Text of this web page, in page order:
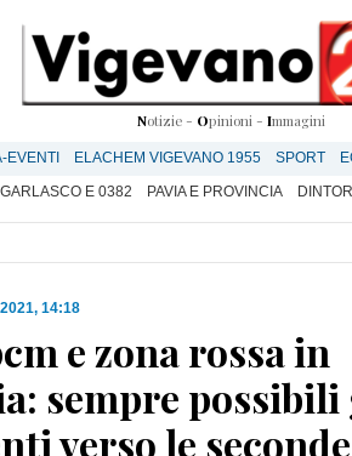
Notizie - Opinioni - Immagini
EVENTI ELACHEM VIGEVANO 1955 SPORT
GARLASCO E 0382 PAVIA E PROVINCIA
14:18
e zona rossa in
sempre
verso le